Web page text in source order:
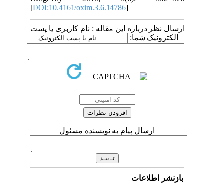
[DOI:10.4161/oxim.3.6.14786
ارسال نظر درباره این مقاله : نام کاربری یا پست
الکترونیک شما:
ارسال پیام به نویسنده مسئول
بازنشر اطلاعات